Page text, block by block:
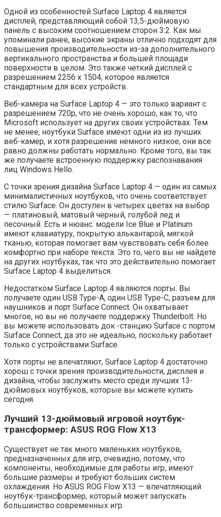
Одной из особенностей Surface Laptop 4 является
дисплей, представляющий собой 13,5-дюймовую
панель с высоким соотношением сторон 3:2. Как мы
упоминали ранее, высокие экраны отлично подходят для
повышения производительности из-за дополнительного
вертикального пространства и большей площади
поверхности в целом. Это также четкий дисплей с
разрешением 2256 x 1504, которое является
стандартным для всех устройств.
Веб-камера на Surface Laptop 4 — это только вариант с
разрешением 720p, что не очень хорошо, как то, что
Microsoft использует на других своих устройствах. Тем
не менее, ноутбуки Surface имеют одни из из лучших
веб-камер, и хотя разрешение немного низкое, они все
равно должны работать нормально. Кроме того, вы так
же получаете встроенную поддержку распознавания
лиц Windows Hello.
С точки зрения дизайна Surface Laptop 4 — один из самых
минималистичных ноутбуков, что очень соответствует
стилю Surface. Он доступен в четырех цветах на выбор
— платиновый, матовый черный, голубой лед и
песочный. Есть и нюанс: модели Ice Blue и Platinum
имеют клавиатуру, покрытую алькантарой, мягкой
тканью, которая помогает вам чувствовать себя более
комфортно при наборе текста. Это то, чего вы не найдете
на других ноутбуках, так что это действительно помогает
Surface Laptop 4 выделиться.
Недостатком Surface Laptop 4 являются порты. Вы
получаете один USB Type-A, один USB Type-C, разъем для
наушников и порт Surface Connect. Он охватывает
многое, но вы не получаете поддержку Thunderbolt. Но
вы можете использовать док -станцию ​​Surface с портом
Surface Connect, да это не идеально, поскольку работает
только с устройствами Surface.
Хотя порты не впечатляют, Surface Laptop 4 достаточно
хорош с точки зрения производительности, дисплея и
дизайна, чтобы заслужить место среди лучших 13-
дюймовых ноутбуков, которые вы можете купить
сегодня.
Лучший 13-дюймовый игровой ноутбук-
трансформер: ASUS ROG Flow X13
Существует не так много маленьких ноутбуков,
предназначенных для игр, очевидно, потому, что
компоненты, необходимые для работы игр, имеют
большие размеры и требуют больших систем
охлаждения. Но ASUS ROG Flow X13 — впечатляющий
ноутбук-трансформер, который может запускать
большинство современных игр.